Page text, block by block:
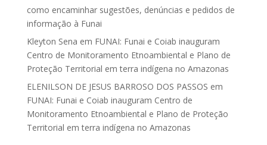
como encaminhar sugestões, denúncias e pedidos de
informação à Funai
Kleyton Sena em FUNAI: Funai e Coiab inauguram
Centro de Monitoramento Etnoambiental e Plano de
Proteção Territorial em terra indígena no Amazonas
ELENILSON DE JESUS BARROSO DOS PASSOS em
FUNAI: Funai e Coiab inauguram Centro de
Monitoramento Etnoambiental e Plano de Proteção
Territorial em terra indígena no Amazonas